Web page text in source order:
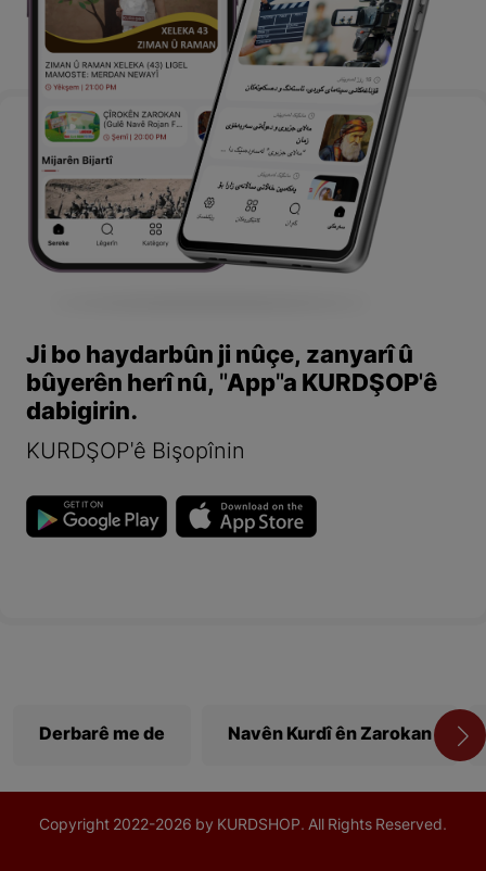
Ji bo haydarbûn ji nûçe, zanyarî û
bûyerên herî nû, "App"a KURDŞOP'ê
dabigirin.
KURDŞOP'ê Bişopînin
Derbarê me de Navên Kurdî ên Zarokan
Copyright 2022-2026 by KURDSHOP. All Rights Reserved.